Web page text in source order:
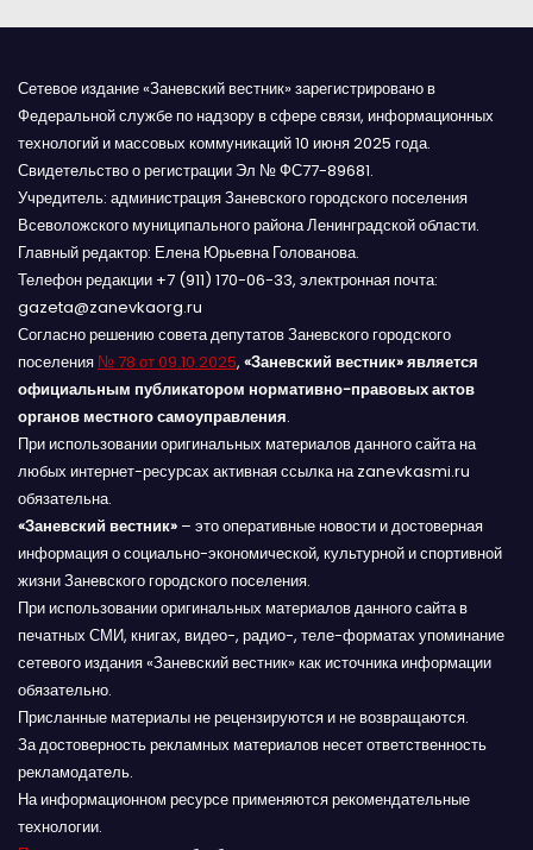
м
Сетевое издание «Заневский вестник» зарегистрировано в
Федеральной службе по надзору в сфере связи, информационных
технологий и массовых коммуникаций 10 июня 2025 года.
Свидетельство о регистрации Эл № ФС77-89681.
Учредитель: администрация Заневского городского поселения
Всеволожского муниципального района Ленинградской области.
Главный редактор: Елена Юрьевна Голованова.
Телефон редакции +7 (911) 170-06-33, электронная почта:
gazeta@zanevkaorg.ru
Согласно решению совета депутатов Заневского городского
поселения № 78 от 09.10.2025, «Заневский вестник» является
официальным публикатором нормативно-правовых актов
органов местного самоуправления.
При использовании оригинальных материалов данного сайта на
любых интернет-ресурсах активная ссылка на zanevkasmi.ru
обязательна.
«Заневский вестник» – это оперативные новости и достоверная
информация о социально-экономической, культурной и спортивной
жизни Заневского городского поселения.
При использовании оригинальных материалов данного сайта в
печатных СМИ, книгах, видео-, радио-, теле-форматах упоминание
сетевого издания «Заневский вестник» как источника информации
обязательно.
Присланные материалы не рецензируются и не возвращаются.
За достоверность рекламных материалов несет ответственность
рекламодатель.
На информационном ресурсе применяются рекомендательные
технологии.